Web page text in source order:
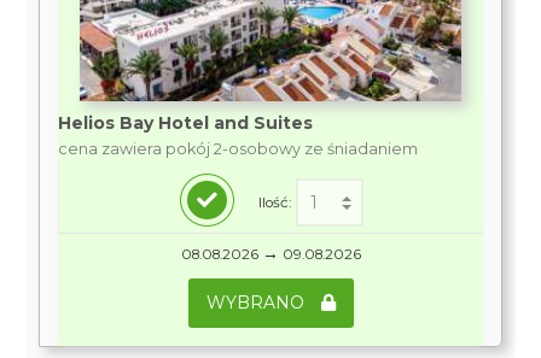
Helios Bay Hotel and Suites
cena zawiera pokój 2-osobowy ze śniadaniem
Ilość:
08.08.2026 → 09.08.2026
WYBRANO